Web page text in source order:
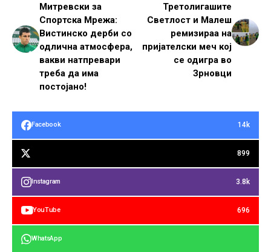
Митревски за
Спортска Мрежа:
Вистинско дерби со
одлична атмосфера,
вакви натпревари
треба да има
постојано!
Третолигашите
Светлост и Малеш
ремизираа на
пријателски меч кој
се одигра во
Зрновци
Facebook 14k
899
Instagram 3.8k
YouTube 696
WhatsApp